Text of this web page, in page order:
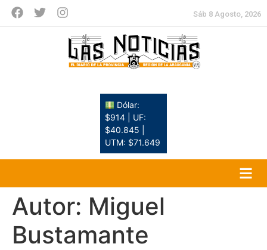
Sáb 8 Agosto, 2026
Dólar:
$914 | UF:
$40.845 |
UTM: $71.649
Autor: Miguel
Bustamante